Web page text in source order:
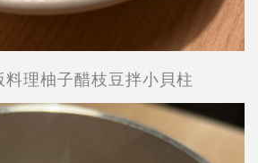
料理柚子醋枝豆拌小貝柱